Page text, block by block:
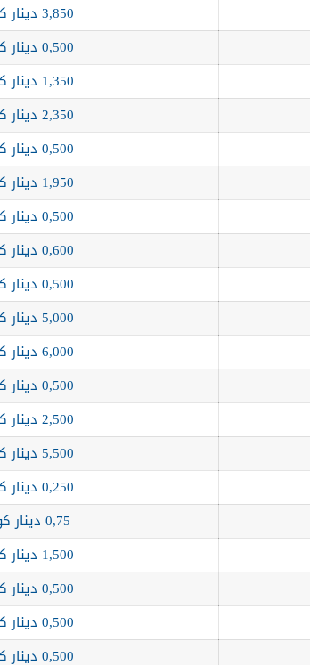
3,850 دينار كويتي
0,500 دينار كويتي
1,350 دينار كويتي
2,350 دينار كويتي
0,500 دينار كويتي
1,950 دينار كويتي
0,500 دينار كويتي
0,600 دينار كويتي
0,500 دينار كويتي
5,000 دينار كويتي
6,000 دينار كويتي
0,500 دينار كويتي
2,500 دينار كويتي
5,500 دينار كويتي
0,250 دينار كويتي
0,75 دينار كويتي
1,500 دينار كويتي
0,500 دينار كويتي
0,500 دينار كويتي
0,500 دينار كويتي